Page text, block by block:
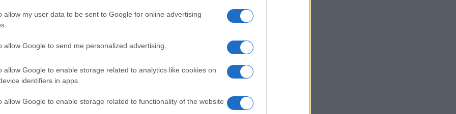
allow my user data to be sent to Google for online advertising
allow Google to send me personalized advertising.
allow Google to enable storage related to analytics like cookies on
identifiers in apps.
allow Google to enable storage related to functionality of the website
Statenzich in een aanzienlijke sociale en
levensstijl van Lennon en Ono de aandacht.
pleidooi voor vrede stuitten op de
werden afgeluisterd was niet
toezicht hield op Lennon vanwege zijn